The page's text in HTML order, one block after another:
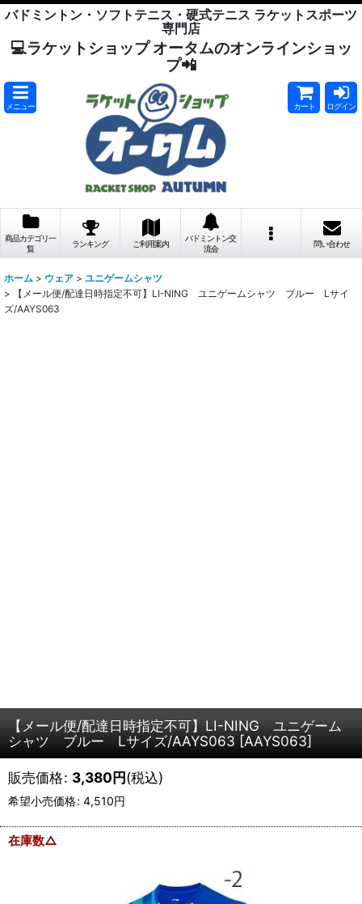
バドミントン・ソフトテニス・硬式テニス ラケットスポーツ
専門店
💻ラケットショップ オータムのオンラインショッ
プ📲
メニュー カート ログイン
商品カテゴリ一
覧
ランキング ご利用案内
バドミントン交
流会
問い合わせ
ホーム > ウェア > ユニゲームシャツ
>
【メール便/配達日時指定不可】LI-NING ユニゲームシャツ ブルー Lサイ
ズ/AAYS063
【メール便/配達日時指定不可】LI-NING ユニゲーム
シャツ ブルー Lサイズ/AAYS063 [AAYS063]
販売価格: 3,380円(税込)
希望小売価格: 4,510円
在庫数△